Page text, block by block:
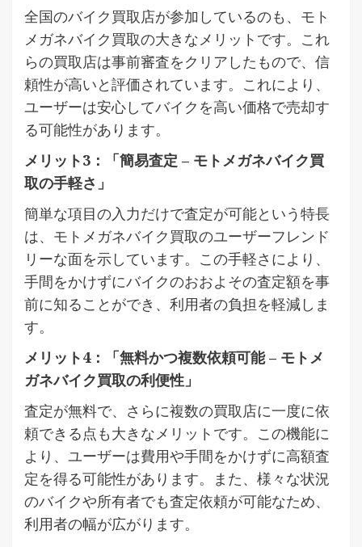
全国のバイク買取店が参加しているのも、モト
メガネバイク買取の大きなメリットです。これ
らの買取店は事前審査をクリアしたもので、信
頼性が高いと評価されています。これにより、
ユーザーは安心してバイクを高い価格で売却す
る可能性があります。
メリット3：「簡易査定 – モトメガネバイク買
取の手軽さ」
簡単な項目の入力だけで査定が可能という特長
は、モトメガネバイク買取のユーザーフレンド
リーな面を示しています。この手軽さにより、
手間をかけずにバイクのおおよその査定額を事
前に知ることができ、利用者の負担を軽減しま
す。
メリット4：「無料かつ複数依頼可能 – モトメ
ガネバイク買取の利便性」
査定が無料で、さらに複数の買取店に一度に依
頼できる点も大きなメリットです。この機能に
より、ユーザーは費用や手間をかけずに高額査
定を得る可能性があります。また、様々な状況
のバイクや所有者でも査定依頼が可能なため、
利用者の幅が広がります。